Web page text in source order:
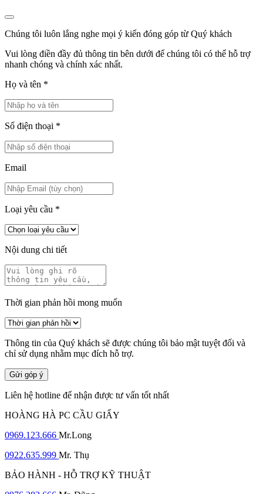
Chúng tôi luôn lắng nghe mọi ý kiến đóng góp từ Quý khách
Vui lòng điền đầy đủ thông tin bên dưới để chúng tôi có thể hỗ trợ
nhanh chóng và chính xác nhất.
Họ và tên *
Số điện thoại *
Email
Loại yêu cầu *
Nội dung chi tiết
Thời gian phản hồi mong muốn
Thông tin của Quý khách sẽ được chúng tôi bảo mật tuyệt đối và
chỉ sử dụng nhằm mục đích hỗ trợ.
Gửi góp ý
Liên hệ hotline để nhận được tư vấn tốt nhất
HOÀNG HÀ PC CẦU GIẤY
0969.123.666 Mr.Long
0922.635.999 Mr. Thụ
BẢO HÀNH - HỖ TRỢ KỸ THUẬT